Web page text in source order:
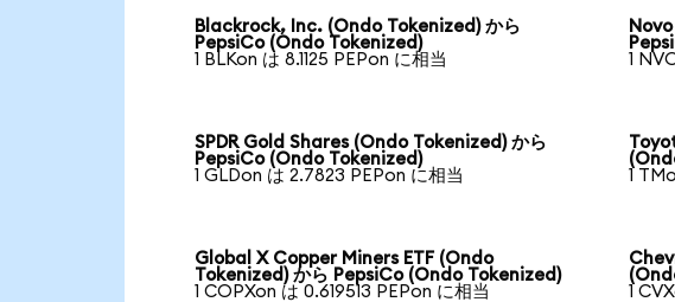
Blackrock, Inc. (Ondo Tokenized) から
PepsiCo (Ondo Tokenized)
1 BLKon は 8.1125 PEPon に相当
1
SPDR Gold Shares (Ondo Tokenized) から
PepsiCo (Ondo Tokenized)
1 GLDon は 2.7823 PEPon に相当
1
Global X Copper Miners ETF (Ondo
Tokenized) から PepsiCo (Ondo Tokenized)
1 COPXon は 0.619513 PEPon に相当
1